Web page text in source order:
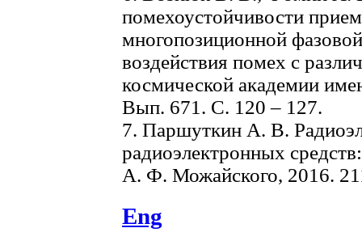
помехоустойчивости
многопозиционной
воздействия помех с
космической академии
Вып. 671. С. 120 – 127.
7. Паршуткин А. В.
радиоэлектронных
А. Ф. Можайского, 2016.
Eng